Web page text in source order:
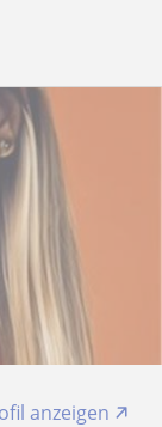
anzeigen